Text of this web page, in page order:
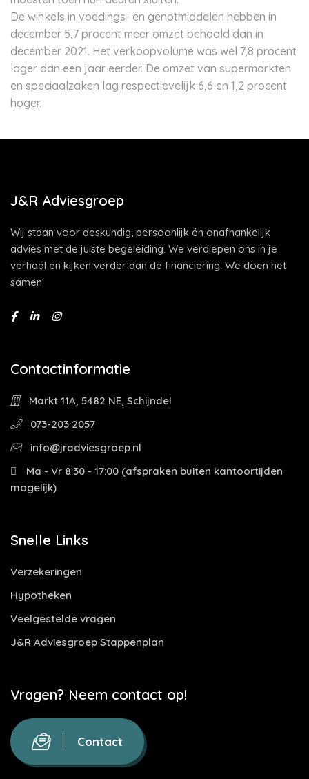
De winkels in voedings- en genotmiddelen hebben in
december 5,7 procent meer omzet behaald dan in
december 2021. Het verkoopvolume was wel 7,8 procent
lager dan een jaar eerder. De omzet van supermarkten
en speciaalzaken lag respectievelijk 6,6 en 1,2 procent
hoger.
J&R Adviesgroep
Wij staan voor deskundig, persoonlijk én onafhankelijk
advies met de juiste begeleiding. We verdiepen ons in je
verhaal en kijken verder dan de financiering. We doen het
sámen!
Contactinformatie
Markt 11A, 5482 NE, Schijndel
073-203 2057
info@jradviesgroep.nl
Ma - Vr 8:30 - 17:00 (afspraken buiten kantoortijden
mogelijk)
Snelle Links
Verzekeringen
Hypotheken
Veelgestelde vragen
J&R Adviesgroep Stappenplan
Vragen? Neem contact op!
Contact